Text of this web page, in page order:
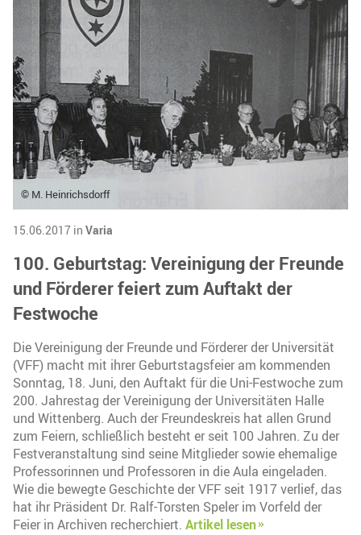
© M. Heinrichsdorff
15.06.2017 in Varia
100. Geburtstag: Vereinigung der Freunde
und Förderer feiert zum Auftakt der
Festwoche
Die Vereinigung der Freunde und Förderer der Universität
(VFF) macht mit ihrer Geburtstagsfeier am kommenden
Sonntag, 18. Juni, den Auftakt für die Uni-Festwoche zum
200. Jahrestag der Vereinigung der Universitäten Halle
und Wittenberg. Auch der Freundeskreis hat allen Grund
zum Feiern, schließlich besteht er seit 100 Jahren. Zu der
Festveranstaltung sind seine Mitglieder sowie ehemalige
Professorinnen und Professoren in die Aula eingeladen.
Wie die bewegte Geschichte der VFF seit 1917 verlief, das
hat ihr Präsident Dr. Ralf-Torsten Speler im Vorfeld der
Feier in Archiven recherchiert. Artikel lesen